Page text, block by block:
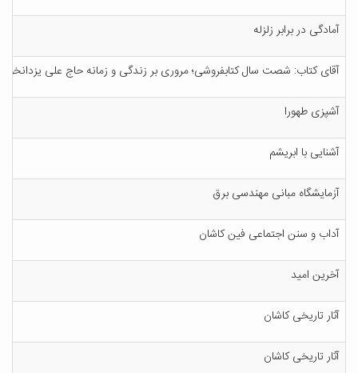
آم‍ادگ‍ی‌ در ب‍راب‍ر زل‍زل‍ه‌
آق‍ای‌ ک‍ت‍اب‌: ش‍ص‍ت‌ س‍ال‌ ک‍ت‍اب‍ف‍روش‍ی‌؛ م‍روری‌ ب‍ر زن‍دگ‍ی‌ و زم‍ان‍ه‌ ح‍اج‌ ع‍ل‍ی‌ ی‍زدان‍خ‍واه‌
آش‍پ‍زی‌ طه‍ورا
آش‍ن‍ای‍ی‌ ب‍ا اب‍ری‍ش‍م‌
آزم‍ای‍ش‍گ‍اه‌ م‍ب‍ان‍ی‌ م‍ه‍ن‍دس‍ی‌ ب‍رق‌
آداب‌ و س‍ن‍ن‌ اج‍ت‍م‍اع‍ی‌ ف‍ی‍ن‌ ک‍اش‍ان‌
آخ‍ری‍ن‌ ام‍ی‍د
آث‍ار ت‍اری‍خ‍ی‌ ک‍اش‍ان‌
آث‍ار ت‍اری‍خ‍ی‌ ک‍اش‍ان‌